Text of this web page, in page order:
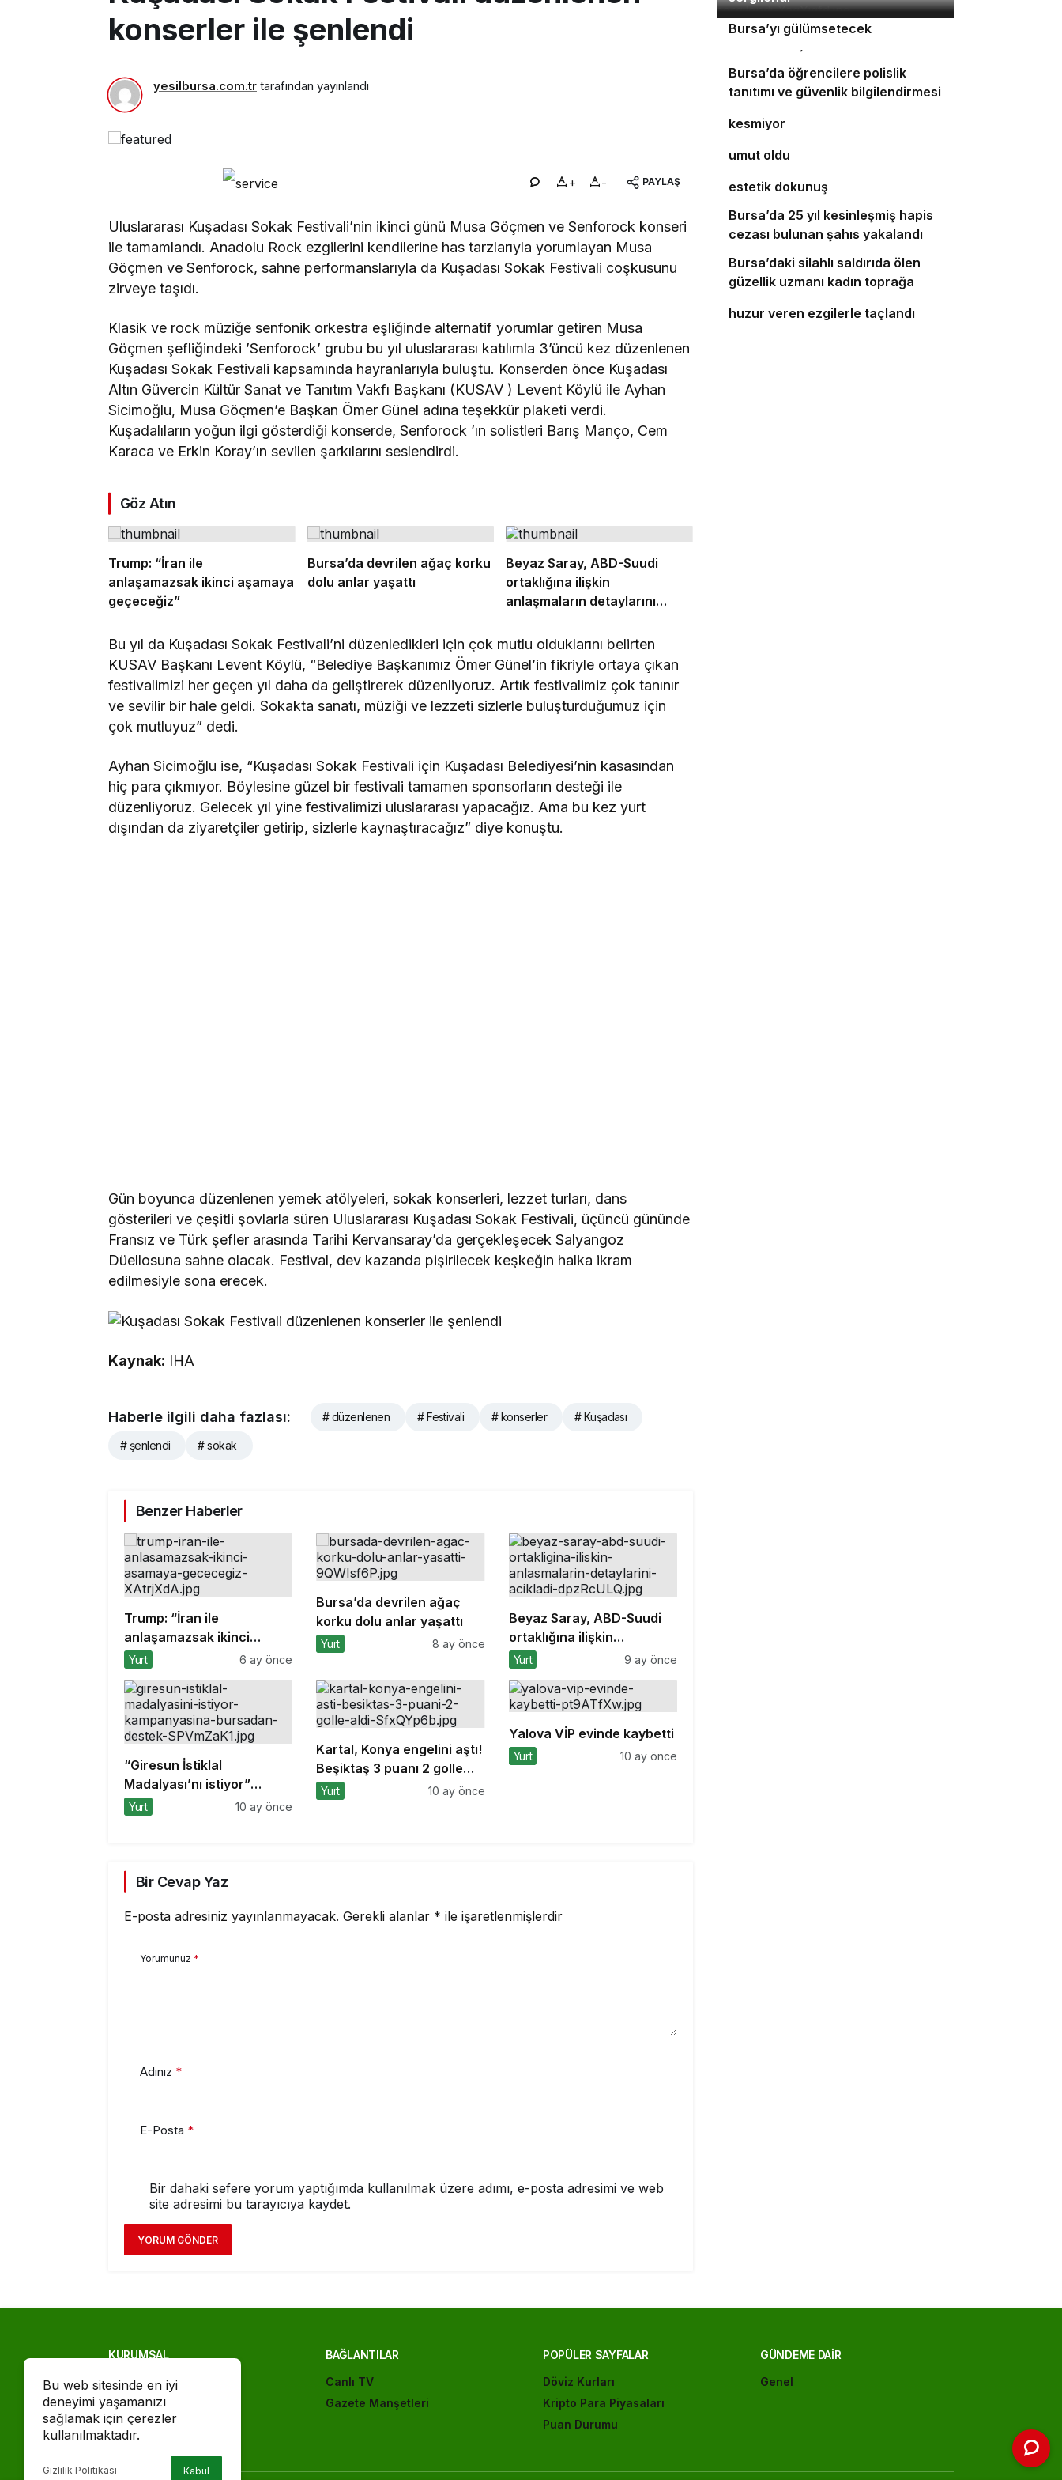
konserler ile şenlendi
yesilbursa.com.tr tarafından yayınlandı
+ - PAYLAŞ
Uluslararası Kuşadası Sokak Festivali’nin ikinci günü Musa Göçmen ve Senforock konseri
ile tamamlandı. Anadolu Rock ezgilerini kendilerine has tarzlarıyla yorumlayan Musa
Göçmen ve Senforock, sahne performanslarıyla da Kuşadası Sokak Festivali coşkusunu
zirveye taşıdı.
Klasik ve rock müziğe senfonik orkestra eşliğinde alternatif yorumlar getiren Musa
Göçmen şefliğindeki ’Senforock’ grubu bu yıl uluslararası katılımla 3’üncü kez düzenlenen
Kuşadası Sokak Festivali kapsamında hayranlarıyla buluştu. Konserden önce Kuşadası
Altın Güvercin Kültür Sanat ve Tanıtım Vakfı Başkanı (KUSAV ) Levent Köylü ile Ayhan
Sicimoğlu, Musa Göçmen’e Başkan Ömer Günel adına teşekkür plaketi verdi.
Kuşadalıların yoğun ilgi gösterdiği konserde, Senforock ’ın solistleri Barış Manço, Cem
Karaca ve Erkin Koray’ın sevilen şarkılarını seslendirdi.
Göz Atın
Trump: “İran ile
anlaşamazsak ikinci aşamaya
geçeceğiz”
Bursa’da devrilen ağaç korku
dolu anlar yaşattı
Beyaz Saray, ABD-Suudi
ortaklığına ilişkin
anlaşmaların detaylarını
Bu yıl da Kuşadası Sokak Festivali’ni düzenledikleri için çok mutlu olduklarını belirten
KUSAV Başkanı Levent Köylü, “Belediye Başkanımız Ömer Günel’in fikriyle ortaya çıkan
festivalimizi her geçen yıl daha da geliştirerek düzenliyoruz. Artık festivalimiz çok tanınır
ve sevilir bir hale geldi. Sokakta sanatı, müziği ve lezzeti sizlerle buluşturduğumuz için
çok mutluyuz” dedi.
Ayhan Sicimoğlu ise, “Kuşadası Sokak Festivali için Kuşadası Belediyesi’nin kasasından
hiç para çıkmıyor. Böylesine güzel bir festivali tamamen sponsorların desteği ile
düzenliyoruz. Gelecek yıl yine festivalimizi uluslararası yapacağız. Ama bu kez yurt
dışından da ziyaretçiler getirip, sizlerle kaynaştıracağız” diye konuştu.
Gün boyunca düzenlenen yemek atölyeleri, sokak konserleri, lezzet turları, dans
gösterileri ve çeşitli şovlarla süren Uluslararası Kuşadası Sokak Festivali, üçüncü gününde
Fransız ve Türk şefler arasında Tarihi Kervansaray’da gerçekleşecek Salyangoz
Düellosuna sahne olacak. Festival, dev kazanda pişirilecek keşkeğin halka ikram
edilmesiyle sona erecek.
Kaynak: IHA
Haberle ilgili daha fazlası: # düzenlenen # Festivali # konserler # Kuşadası
# şenlendi # sokak
Benzer Haberler
Trump: “İran ile
anlaşamazsak ikinci
aşamaya geçeceğiz”
Yurt 6 ay önce
Bursa’da devrilen ağaç
korku dolu anlar yaşattı
Yurt 8 ay önce
Beyaz Saray, ABD-Suudi
ortaklığına ilişkin
anlaşmaların detaylarını
Yurt 9 ay önce
“Giresun İstiklal
Madalyası’nı istiyor”
kampanyasına Bursa’dan
Yurt 10 ay önce
Kartal, Konya engelini aştı!
Beşiktaş 3 puanı 2 golle
aldı
Yurt 10 ay önce
Yalova VİP evinde kaybetti
Yurt 10 ay önce
Bir Cevap Yaz
E-posta adresiniz yayınlanmayacak. Gerekli alanlar * ile işaretlenmişlerdir
Yorumunuz *
Adınız *
E-Posta *
Bir dahaki sefere yorum yaptığımda kullanılmak üzere adımı, e-posta adresimi ve web
site adresimi bu tarayıcıya kaydet.
YORUM GÖNDER
Orhaneli’nin turizm potansiyeli
Bursa’yı gülümsetecek
3
Bursa’da öğrencilere polislik
tanıtımı ve güvenlik bilgilendirmesi
5
kesmiyor
umut oldu
estetik dokunuş
8
Bursa’da 25 yıl kesinleşmiş hapis
cezası bulunan şahıs yakalandı
9
Bursa’daki silahlı saldırıda ölen
güzellik uzmanı kadın toprağa
10
‘Osmangazi Ramazan Sokağı’
huzur veren ezgilerle taçlandı
Bu web sitesinde en iyi
deneyimi yaşamanızı
sağlamak için çerezler
kullanılmaktadır.
Gizlilik Politikası Kabul
KURUMSAL
İletişim
Künye
Gizlilik politikası
BAĞLANTILAR
Canlı TV
Gazete Manşetleri
POPÜLER SAYFALAR
Döviz Kurları
Kripto Para Piyasaları
Puan Durumu
GÜNDEME DAIR
Genel